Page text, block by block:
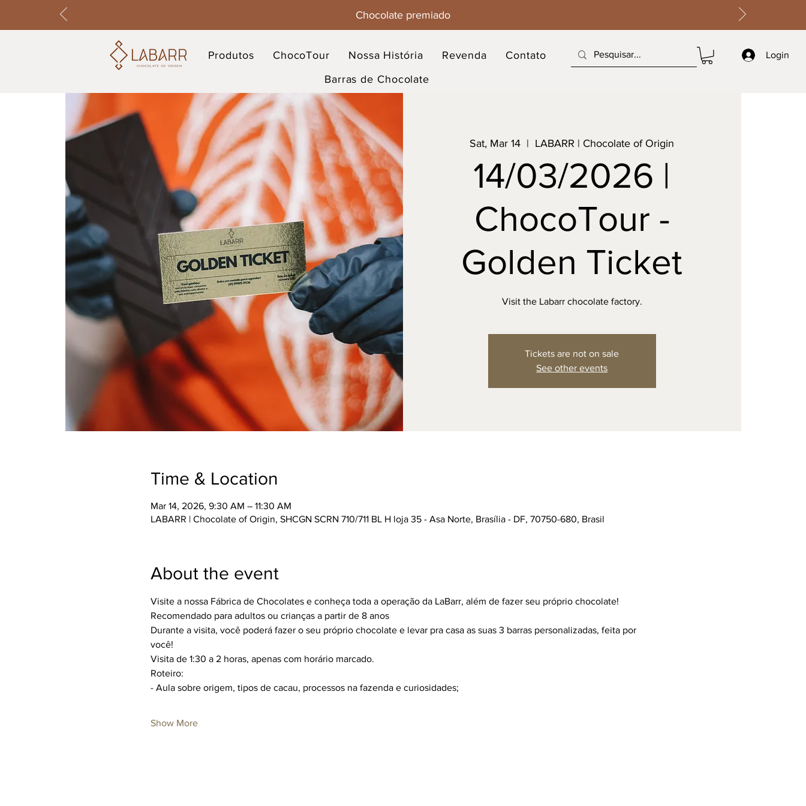
Chocolate premiado
Produtos ChocoTour Nossa História Revenda
Contato
Barras de Chocolate
Login
Sat, Mar 14
  |
LABARR | Chocolate of Origin
14/03/2026 |
ChocoTour -
Golden Ticket
Visit the Labarr chocolate factory.
Tickets are not on sale
See other events
Time & Location
Mar 14, 2026, 9:30 AM – 11:30 AM
LABARR | Chocolate of Origin, SHCGN SCRN 710/711 BL H loja 35 - Asa Norte, Brasília - DF, 70750-680, Brasil
About the event
Visite a nossa Fábrica de Chocolates e conheça toda a operação da LaBarr, além de fazer seu próprio chocolate!
Recomendado para adultos ou crianças a partir de 8 anos
Durante a visita, você poderá fazer o seu próprio chocolate e levar pra casa as suas 3 barras personalizadas, feita por
você!
Visita de 1:30 a 2 horas, apenas com horário marcado.
Roteiro:
- Aula sobre origem, tipos de cacau, processos na fazenda e curiosidades;
Show More